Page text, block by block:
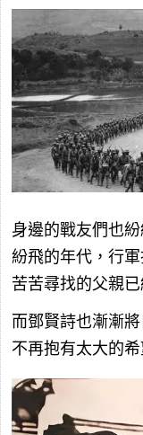
身邊的戰友們也
紛飛的年代，行
苦苦尋找的父親已
而鄧賢詩也漸漸
不再抱有太大的希